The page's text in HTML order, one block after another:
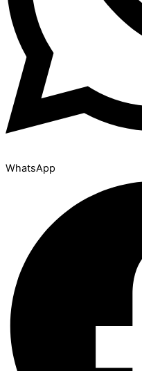
WhatsApp